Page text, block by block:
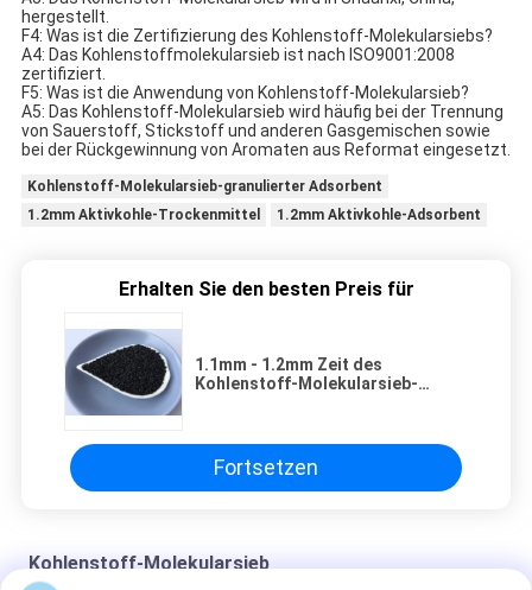
hergestellt.
F4: Was ist die Zertifizierung des Kohlenstoff-Molekularsiebs?
A4: Das Kohlenstoffmolekularsieb ist nach ISO9001:2008
zertifiziert.
F5: Was ist die Anwendung von Kohlenstoff-Molekularsieb?
A5: Das Kohlenstoff-Molekularsieb wird häufig bei der Trennung
von Sauerstoff, Stickstoff und anderen Gasgemischen sowie
bei der Rückgewinnung von Aromaten aus Reformat eingesetzt.
Kohlenstoff-Molekularsieb-granulierter Adsorbent
1.2mm Aktivkohle-Trockenmittel
1.2mm Aktivkohle-Adsorbent
Erhalten Sie den besten Preis für
1.1mm - 1.2mm Zeit des
Kohlenstoff-Molekularsieb-
Fortsetzen
Kohlenstoff-Molekularsieb